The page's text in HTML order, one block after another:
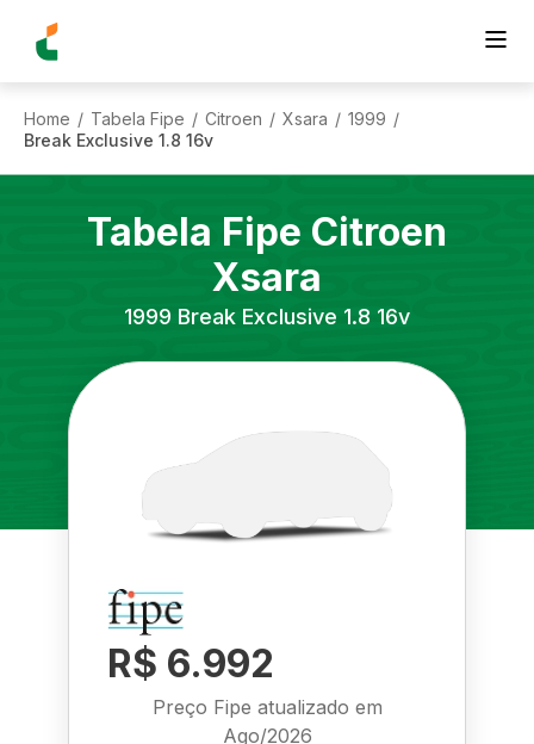
Home / Tabela Fipe / Citroen / Xsara / 1999 /
Break Exclusive 1.8 16v
Tabela Fipe Citroen
Xsara
1999 Break Exclusive 1.8 16v
R$ 6.992
Preço Fipe atualizado em
Ago/2026